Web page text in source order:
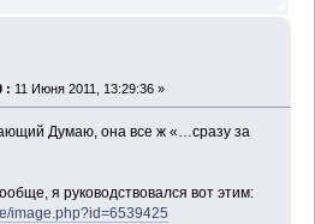
: 11 Июня 2011, 13:29:36 »
Думаю, она все ж «…сразу за
я руководствовался вот этим:
image.php?id=6539425